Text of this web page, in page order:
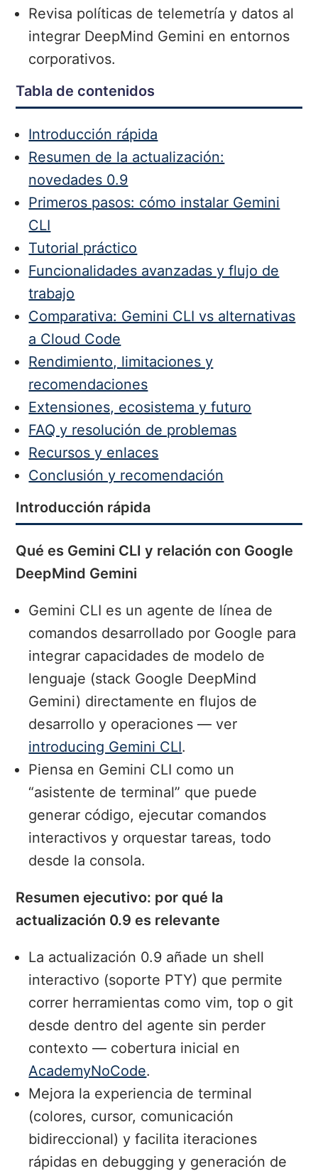
Revisa políticas de telemetría y datos al
integrar DeepMind Gemini en entornos
corporativos.
Tabla de contenidos
Introducción rápida
Resumen de la actualización:
novedades 0.9
Primeros pasos: cómo instalar Gemini
CLI
Tutorial práctico
Funcionalidades avanzadas y flujo de
trabajo
Comparativa: Gemini CLI vs alternativas
a Cloud Code
Rendimiento, limitaciones y
recomendaciones
Extensiones, ecosistema y futuro
FAQ y resolución de problemas
Recursos y enlaces
Conclusión y recomendación
Introducción rápida
Qué es Gemini CLI y relación con Google
DeepMind Gemini
Gemini CLI es un agente de línea de
comandos desarrollado por Google para
integrar capacidades de modelo de
lenguaje (stack Google DeepMind
Gemini) directamente en flujos de
desarrollo y operaciones — ver
introducing Gemini CLI.
Piensa en Gemini CLI como un
“asistente de terminal” que puede
generar código, ejecutar comandos
interactivos y orquestar tareas, todo
desde la consola.
Resumen ejecutivo: por qué la
actualización 0.9 es relevante
La actualización 0.9 añade un shell
interactivo (soporte PTY) que permite
correr herramientas como vim, top o git
desde dentro del agente sin perder
contexto — cobertura inicial en
AcademyNoCode.
Mejora la experiencia de terminal
(colores, cursor, comunicación
bidireccional) y facilita iteraciones
rápidas en debugging y generación de